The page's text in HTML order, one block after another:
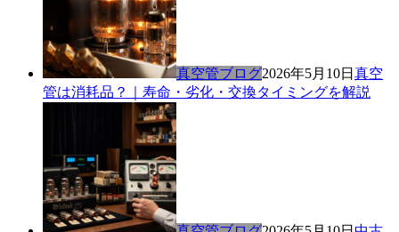
真空管ブログ2026年5月10日 真空
管は消耗品？｜寿命・劣化・交換タイミングを解説